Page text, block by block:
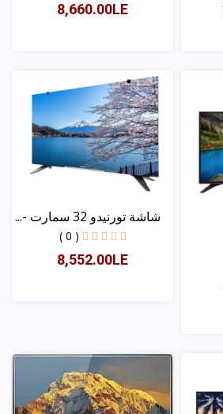
8,660.00LE
شاشة تورنيدو 32 سمارت -...
( 0 )
8,552.00LE